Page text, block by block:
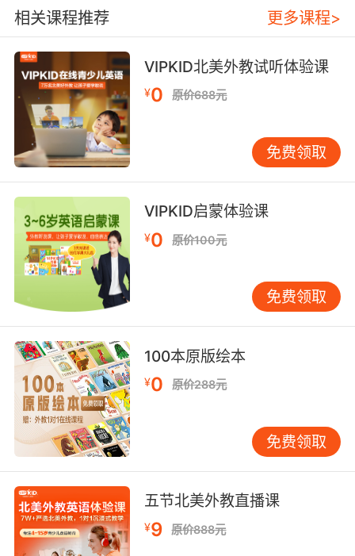
绘本中的语言通常节奏明快，朗朗上口，这也有
助于孩子培养语感和发音能力。 对于家长来说，
选择适合孩子年龄和英语水平的绘本非常重要。
对于初学者，可以选择单词量较少、句子结构简
单的绘本，例如以颜色、数字或常见动物为主题
的绘本。随着孩子英语能力的提升，可以逐渐引
入情节更复杂、语言更丰富的绘本。家长在陪伴
孩子阅读时，可以通过提问、互动等方式，帮助
语表达自己的想法。 少儿英语绘本的另一个优势
在于，它能够激发孩子的想象力和创造力。动物
故事往往充满奇幻色彩，例如一只会说话的小兔
子、一只会飞的小鸟，这些角色和情节能够激发
孩子的想象力，让他们在阅读的过程中进入一个
充满可能性的世界。这种想象力的培养，不仅有
和创造力提升。 此外，少儿英语绘本还能帮助孩
子了解不同的文化和价值观。许多绘本中的动物
故事都蕴含着深刻的寓意，例如友谊、勇气、诚
实等。通过这些故事，孩子不仅能够学习英语，
还能在潜移默化中接受正面的价值观教育。这种
双重作用，使得少儿英语绘本成为家庭教育中不
的形式也在不断创新。除了传统的纸质绘本，许
多绘本还结合了音频、动画等多媒体元素，为孩
子的学习提供了更加丰富的体验。例如，一些绘
本可以通过语音朗读功能，让孩子听到标准的英
相关课程推荐 更多课程>
VIPKID北美外教试听体验课
¥0 原价688元
免费领取
VIPKID启蒙体验课
¥0 原价100元
免费领取
100本原版绘本
¥0 原价288元
免费领取
五节北美外教直播课
¥9 原价888元